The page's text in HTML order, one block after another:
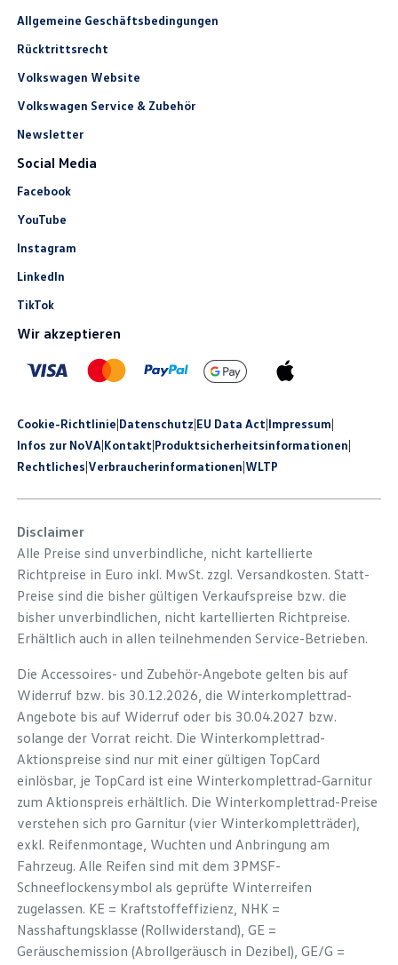
Allgemeine Geschäftsbedingungen
Rücktrittsrecht
Volkswagen Website
Volkswagen Service & Zubehör
Newsletter
Social Media
Facebook
YouTube
Instagram
LinkedIn
TikTok
Wir akzeptieren
Cookie-Richtlinie|Datenschutz|EU Data Act|Impressum|
Infos zur NoVA|Kontakt|Produkt­sicherheits­informationen|
Rechtliches|Verbraucherinformationen|WLTP
Disclaimer
Alle Preise sind unverbindliche, nicht kartellierte
Richtpreise in Euro inkl. MwSt. zzgl. Versandkosten. Statt-
Preise sind die bisher gültigen Verkaufspreise bzw. die
bisher unverbindlichen, nicht kartellierten Richtpreise.
Erhältlich auch in allen teilnehmenden Service-Betrieben.
Die Accessoires- und Zubehör-Angebote gelten bis auf
Widerruf bzw. bis 30.12.2026, die Winterkomplettrad-
Angebote bis auf Widerruf oder bis 30.04.2027 bzw.
solange der Vorrat reicht. Die Winterkomplettrad-
Aktionspreise sind nur mit einer gültigen TopCard
einlösbar, je TopCard ist eine Winterkomplettrad-Garnitur
zum Aktionspreis erhältlich. Die Winterkomplettrad-Preise
verstehen sich pro Garnitur (vier Winterkompletträder),
exkl. Reifenmontage, Wuchten und Anbringung am
Fahrzeug. Alle Reifen sind mit dem 3PMSF-
Schneeflockensymbol als geprüfte Winterreifen
zugelassen. KE = Kraftstoffeffizienz, NHK =
Nasshaftungsklasse (Rollwiderstand), GE =
Geräuschemission (Abrollgeräusch in Dezibel), GE/G =